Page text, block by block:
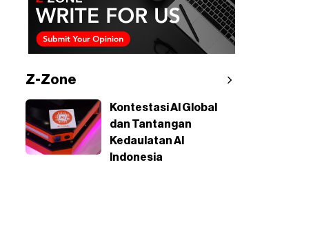
Z-Zone
Kontestasi AI Global
dan Tantangan
Kedaulatan AI
Indonesia